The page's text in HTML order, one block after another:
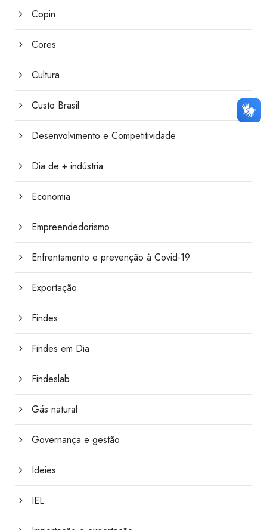
Copin
Cores
Cultura
Custo Brasil
Desenvolvimento e Competitividade
Dia de + indústria
Economia
Empreendedorismo
Enfrentamento e prevenção à Covid-19
Exportação
Findes
Findes em Dia
Findeslab
Gás natural
Governança e gestão
Ideies
IEL